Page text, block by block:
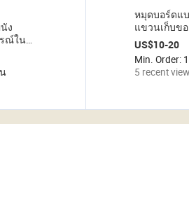
ง
รณ์ใน
หมุดบอร์ดแ
แขวนเก็บข
ของแบบไม่ต้
สำหรับจัดร
ในห้องครัวห้
คอมพิวเตอ
US$10-20
Min. Order:
5 recent